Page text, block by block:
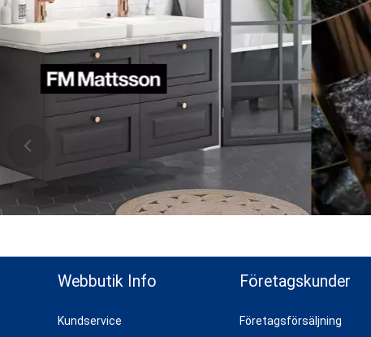
Webbutik Info
Kundservice
Företagskunder
Företagsförsäljning